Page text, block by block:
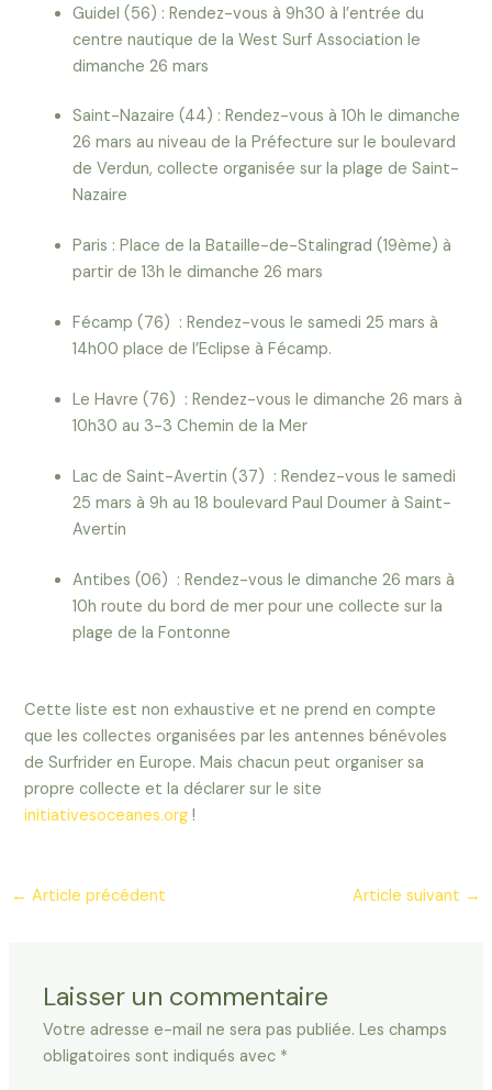
Guidel (56) : Rendez-vous à 9h30 à l’entrée du
centre nautique de la West Surf Association le
dimanche 26 mars
Saint-Nazaire (44) : Rendez-vous à 10h le dimanche
26 mars au niveau de la Préfecture sur le boulevard
de Verdun, collecte organisée sur la plage de Saint-
Nazaire
Paris : Place de la Bataille-de-Stalingrad (19ème) à
partir de 13h le dimanche 26 mars
Fécamp (76) : Rendez-vous le samedi 25 mars à
14h00 place de l’Eclipse à Fécamp.
Le Havre (76) : Rendez-vous le dimanche 26 mars à
10h30 au 3-3 Chemin de la Mer
Lac de Saint-Avertin (37) : Rendez-vous le samedi
25 mars à 9h au 18 boulevard Paul Doumer à Saint-
Avertin
Antibes (06) : Rendez-vous le dimanche 26 mars à
10h route du bord de mer pour une collecte sur la
plage de la Fontonne
Cette liste est non exhaustive et ne prend en compte
que les collectes organisées par les antennes bénévoles
de Surfrider en Europe. Mais chacun peut organiser sa
propre collecte et la déclarer sur le site
initiativesoceanes.org !
← Article précédent Article suivant →
Laisser un commentaire
Votre adresse e-mail ne sera pas publiée. Les champs
obligatoires sont indiqués avec *